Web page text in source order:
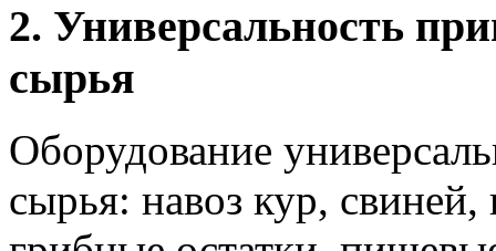
2. Универсальность
сырья
Оборудование
сырья: навоз кур,